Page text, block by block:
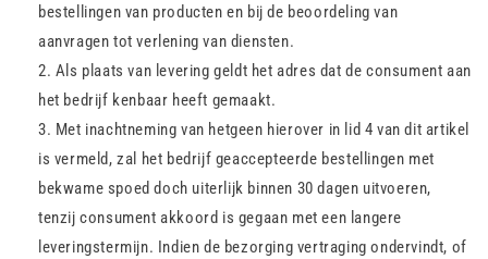
bestellingen van producten en bij de beoordeling van
aanvragen tot verlening van diensten.
Als plaats van levering geldt het adres dat de consument aan
het bedrijf kenbaar heeft gemaakt.
Met inachtneming van hetgeen hierover in lid 4 van dit artikel
is vermeld, zal het bedrijf geaccepteerde bestellingen met
bekwame spoed doch uiterlijk binnen 30 dagen uitvoeren,
tenzij consument akkoord is gegaan met een langere
leveringstermijn. Indien de bezorging vertraging ondervindt, of